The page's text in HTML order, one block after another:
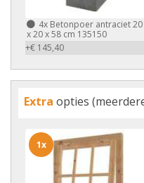
4x Betonpoer antraciet 20
x 20 x 58 cm 135150
+€ 145,40
Extra opties
1x